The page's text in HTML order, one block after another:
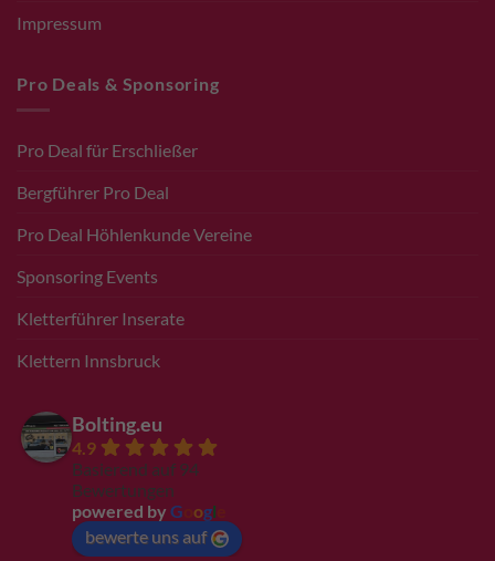
Impressum
Pro Deals & Sponsoring
Pro Deal für Erschließer
Bergführer Pro Deal
Pro Deal Höhlenkunde Vereine
Sponsoring Events
Kletterführer Inserate
Klettern Innsbruck
Bolting.eu
4.9
Basierend auf 94
Bewertungen
powered by G ogl
bewerte uns auf